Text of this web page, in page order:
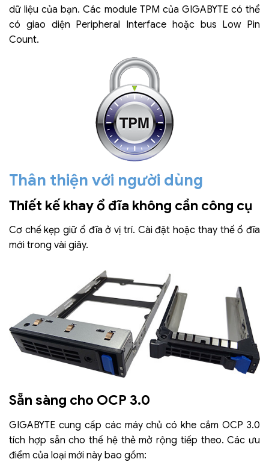
dữ liệu của bạn. Các module TPM của GIGABYTE có thể
có giao diện Peripheral Interface hoặc bus Low Pin
Count.
Thân thiện với người dùng
Thiết kế khay ổ đĩa không cần công cụ
Cơ chế kẹp giữ ổ đĩa ở vị trí. Cài đặt hoặc thay thế ổ đĩa
mới trong vài giây.
Sẵn sàng cho OCP 3.0
GIGABYTE cung cấp các máy chủ có khe cắm OCP 3.0
tích hợp sẵn cho thế hệ thẻ mở rộng tiếp theo. Các ưu
điểm của loại mới này bao gồm: